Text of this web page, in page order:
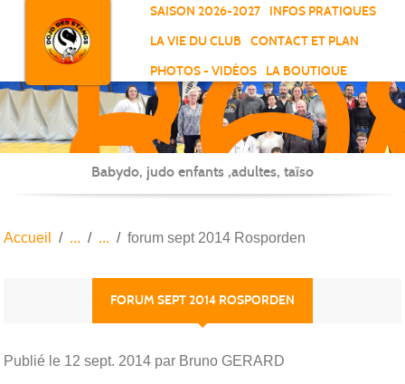
SAISON 2026-2027
INFOS PRATIQUES
LA VIE DU CLUB
CONTACT ET PLAN
PHOTOS - VIDÉOS
LA BOUTIQUE
-
-
Babydo, judo enfants ,adultes, taïso
Accueil forum sept 2014 Rosporden
FORUM SEPT 2014 ROSPORDEN
Publié le 12 sept. 2014 par Bruno GERARD
Panneau de gestion des cookies